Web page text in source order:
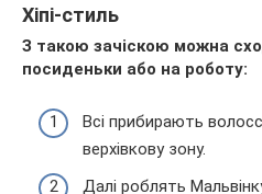
Хіпі-стиль
З такою зачіскою можна
посиденьки або на роботу:
Всі прибирають
верхівкову зону.
Далі роблять